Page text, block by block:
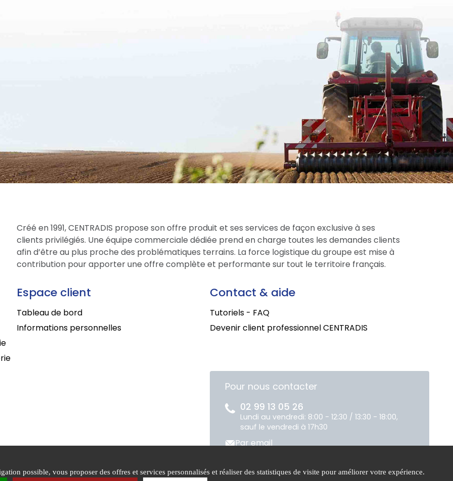
Créé en 1991, CENTRADIS propose son offre produit et ses services de façon exclusive à ses
clients privilégiés. Une équipe commerciale dédiée prend en charge toutes les demandes clients
afin d’être au plus proche des problématiques terrains. La force logistique du groupe est mise à
contribution pour apporter une offre complète et performante sur tout le territoire français.
Espace client
Tableau de bord
Informations personnelles
Contact & aide
Tutoriels - FAQ
Devenir client professionnel CENTRADIS
Pour nous contacter
02 99 13 05 26
Lundi au vendredi: 8:00 - 12:30 / 13:30 - 18:00,
sauf le vendredi à 17h30
Par email
générales de Mentions Politique de Gestion des
possible, vous proposer des offres et services personnalisés et réaliser des statistiques de visite pour améliorer votre expérience.